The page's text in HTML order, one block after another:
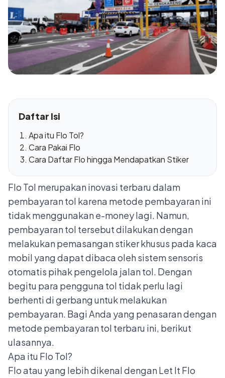
Daftar Isi
Apa itu Flo Tol?
Cara Pakai Flo
Cara Daftar Flo hingga Mendapatkan Stiker
Flo Tol merupakan inovasi terbaru dalam
pembayaran tol karena metode pembayaran ini
tidak menggunakan e-money lagi. Namun,
pembayaran tol tersebut dilakukan dengan
melakukan pemasangan stiker khusus pada kaca
mobil yang dapat dibaca oleh sistem sensoris
otomatis pihak pengelola jalan tol. Dengan
begitu para pengguna tol tidak perlu lagi
berhenti di gerbang untuk melakukan
pembayaran. Bagi Anda yang penasaran dengan
metode pembayaran tol terbaru ini, berikut
ulasannya.
Apa itu Flo Tol?
Flo atau yang lebih dikenal dengan Let It Flo